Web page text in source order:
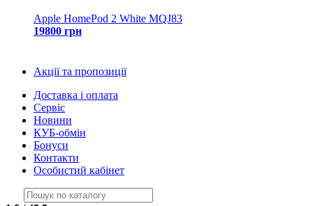
Apple HomePod 2 White MQJ83
19800 грн
Акції та пропозиції
Доставка і оплата
Сервіс
Новини
КУБ-обмін
Бонуси
Контакти
Особистий кабінет